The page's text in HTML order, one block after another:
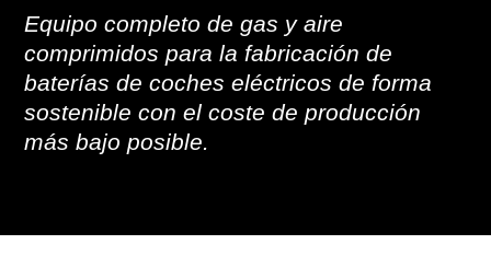
Equipo completo de gas y aire
comprimidos para la fabricación de
baterías de coches eléctricos de forma
sostenible con el coste de producción
más bajo posible.